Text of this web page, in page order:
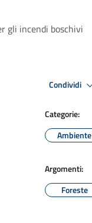
gli incendi boschivi
Condividi
Categorie:
Ambiente
Argomenti:
Foreste